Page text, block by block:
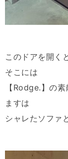
このドアを開く
そこには
【Rodge.】の
ますは
シャレたソファ